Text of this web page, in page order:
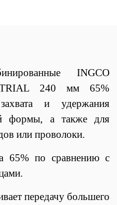
INGCO
240 мм 65%
и удержания
формы, а также для
или проволоки.
65% по сравнению с
передачу большего